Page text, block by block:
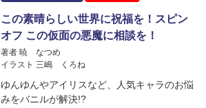
この素晴らしい世界に祝福を！スピン
オフ この仮面の悪魔に相談を！
著者 暁 なつめ
イラスト 三嶋 くろね
ゆんゆんやアイリスなど、人気キャラのお悩
みをバニルが解決!?